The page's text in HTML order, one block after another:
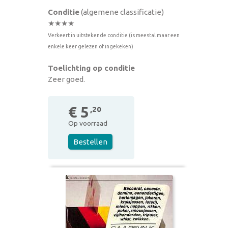
Conditie(algemene classificatie)
★★★★
Verkeert in uitstekende conditie (is meestal maar een
enkele keer gelezen of ingekeken)
Toelichting op conditie
Zeer goed.
€ 5 ,20
Op voorraad
Bestellen